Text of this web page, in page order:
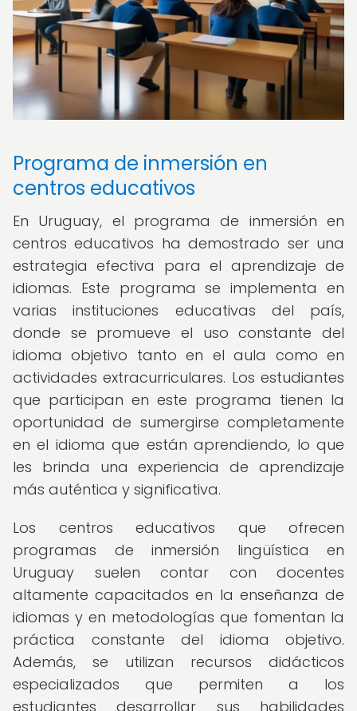
Programa de inmersión en
centros educativos
En Uruguay, el programa de inmersión en
centros educativos ha demostrado ser una
estrategia efectiva para el aprendizaje de
idiomas. Este programa se implementa en
varias instituciones educativas del país,
donde se promueve el uso constante del
idioma objetivo tanto en el aula como en
actividades extracurriculares. Los estudiantes
que participan en este programa tienen la
oportunidad de sumergirse completamente
en el idioma que están aprendiendo, lo que
les brinda una experiencia de aprendizaje
más auténtica y significativa.
Los centros educativos que ofrecen
programas de inmersión lingüística en
Uruguay suelen contar con docentes
altamente capacitados en la enseñanza de
idiomas y en metodologías que fomentan la
práctica constante del idioma objetivo.
Además, se utilizan recursos didácticos
especializados que permiten a los
estudiantes desarrollar sus habilidades